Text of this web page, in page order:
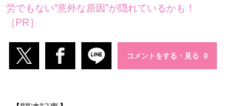
労でもない“意外な原因”が隠れているかも！
［PR］
コメントをする・見る